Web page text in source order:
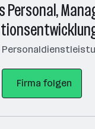
Personal,
Firma folgen